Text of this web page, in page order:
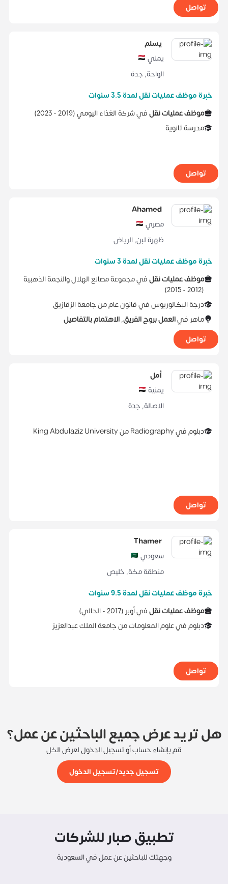
تواصل
يسلم
يمني
الواحة,جدة
خبرة موظف عمليات نقل لمدة 3.5 سنوات
موظف عمليات نقلفيشركة الغذاء اليومي(
2019 -
2023
)
مدرسة ثانوية
تواصل
Ahamed
مصري
ظهرة لبن, الرياض
خبرة موظف عمليات نقل لمدة 3 سنوات
موظف عمليات نقلفيمجموعة مصانع الهلال والنجمة الذهبية
(
2012 -
2015
)
درجة البكالوريوسفيقانون عاممنجامعة الزقازيق
ماهر فيالعمل بروح الفريق,الاهتمام بالتفاصيل
تواصل
أمل
يمنية
الاصالة,جدة
دبلومفيRadiographyمنKing Abdulaziz University
تواصل
Thamer
سعودي
منطقة مكة,خليص
خبرة موظف عمليات نقل لمدة 9.5 سنوات
موظف عمليات نقلفيأوبر (
2017 - الحالي)
دبلومفيعلوم المعلوماتمنجامعة الملك عبدالعزيز
تواصل
هل تريد عرض جميع الباحثين عن عمل؟
قم بإنشاء حساب أو تسجيل الدخول لعرض الكل
تسجيل جديد/تسجيل الدخول
تطبيق صبار للشركات
وجهتك للباحثين عن عمل في السعودية